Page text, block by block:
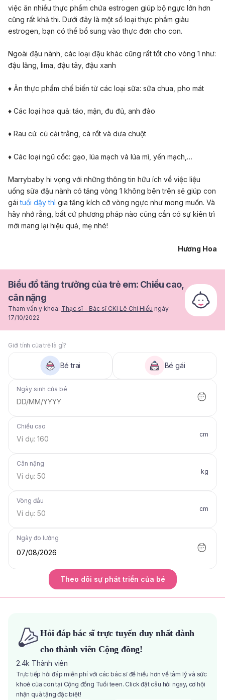
việc ăn nhiều thực phẩm chứa estrogen giúp bộ ngực lớn hơn
cũng rất khả thi. Dưới đây là một số loại thực phẩm giàu
estrogen, bạn có thể bổ sung vào thực đơn cho con.
Ngoài đậu nành, các loại đậu khác cũng rất tốt cho vòng 1 như:
đậu lăng, lima, đậu tây, đậu xanh
♦ Ăn thực phẩm chế biến từ các loại sữa: sữa chua, pho mát
♦ Các loại hoa quả: táo, mận, đu đủ, anh đào
♦ Rau củ: củ cải trắng, cà rốt và dưa chuột
♦ Các loại ngũ cốc: gạo, lúa mạch và lúa mì, yến mạch,…
Marrybaby hi vọng với những thông tin hữu ích về việc liệu
uống sữa đậu nành có tăng vòng 1 không bên trên sẽ giúp con
gái tuổi dậy thì gia tăng kích cỡ vòng ngực như mong muốn. Và
hãy nhớ rằng, bất cứ phương pháp nào cũng cần có sự kiên trì
mới mang lại hiệu quả, mẹ nhé!
Hương Hoa
Biểu đồ tăng trưởng của trẻ em: Chiều cao,
cân nặng
Tham vấn y khoa: Thạc sĩ - Bác sĩ CKI Lê Chí Hiếu ngày
17/10/2022
Giới tính của trẻ là gì?
Bé trai Bé gái
Ngày sinh của bé
DD/MM/YYYY
Chiều cao
cm
Cân nặng
kg
Vòng đầu
cm
Ngày đo lường
07/08/2026
Theo dõi sự phát triển của bé
Hỏi đáp bác sĩ trực tuyến duy nhất dành
cho thành viên Cộng đồng!
2.4k Thành viên
Trực tiếp hỏi đáp miễn phí với các bác sĩ để hiểu hơn về tâm lý và sức
khoẻ của con tại Cộng đồng Tuổi teen. Click đặt câu hỏi ngay, cơ hội
nhận quà tặng đặc biệt!